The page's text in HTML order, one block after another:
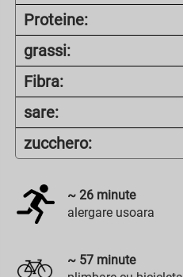
Proteine:
grassi:
Fibra:
sare:
zucchero:
~ 26 minute
alergare usoara
~ 57 minute